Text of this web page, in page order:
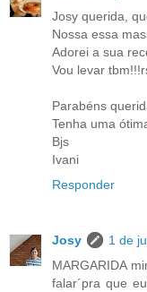
Josy querida,
Nossa essa
Adorei a sua
Vou levar
Parabéns
Tenha uma
Bjs
Ivani
Responder
Josy
1 de
MARGARIDA
falar´pra que